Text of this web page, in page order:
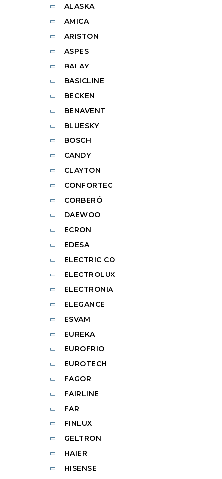
ALASKA
AMICA
ARISTON
ASPES
BALAY
BASICLINE
BECKEN
BENAVENT
BLUESKY
BOSCH
CANDY
CLAYTON
CONFORTEC
CORBERÓ
DAEWOO
ECRON
EDESA
ELECTRIC CO
ELECTROLUX
ELECTRONIA
ELEGANCE
ESVAM
EUREKA
EUROFRIO
EUROTECH
FAGOR
FAIRLINE
FAR
FINLUX
GELTRON
HAIER
HISENSE